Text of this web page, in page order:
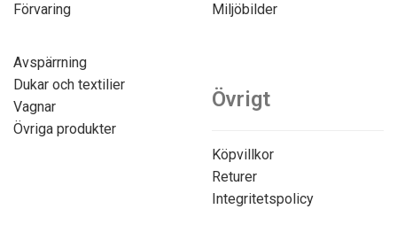
Förvaring
Avspärrning
Dukar och textilier
Vagnar
Övriga produkter
Miljöbilder
Övrigt
Köpvillkor
Returer
Integritetspolicy